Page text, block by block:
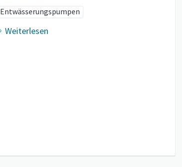
Entwässerungspumpen
Weiterlesen